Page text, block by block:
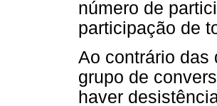
número de
participação de
Ao contrário das
grupo de
haver